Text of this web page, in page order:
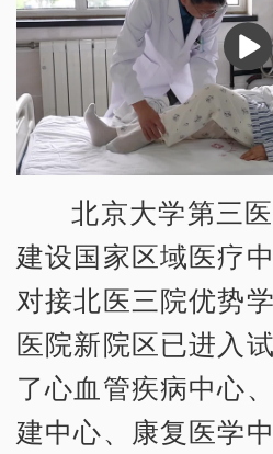
播
放
北京大学第三
建设国家区域医疗
对接北医三院优势
医院新院区已进入
了心血管疾病中心
建中心、康复医学